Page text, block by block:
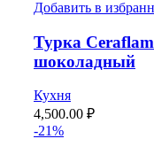
Добавить в
Турка
шоколадный
Кухня
4,500.00 ₽
-21%